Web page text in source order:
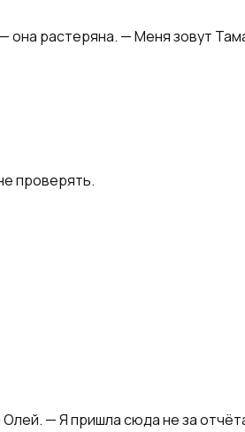
растеряна. — Меня зовут
проверять.
Олей. — Я пришла сюда не за